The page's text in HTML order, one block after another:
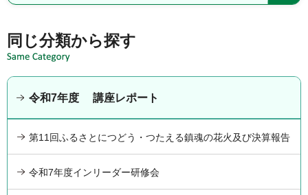
同じ分類から探す
令和7年度 講座レポート
第11回ふるさとにつどう・つたえる鎮魂の花火及び決算報告
令和7年度インリーダー研修会